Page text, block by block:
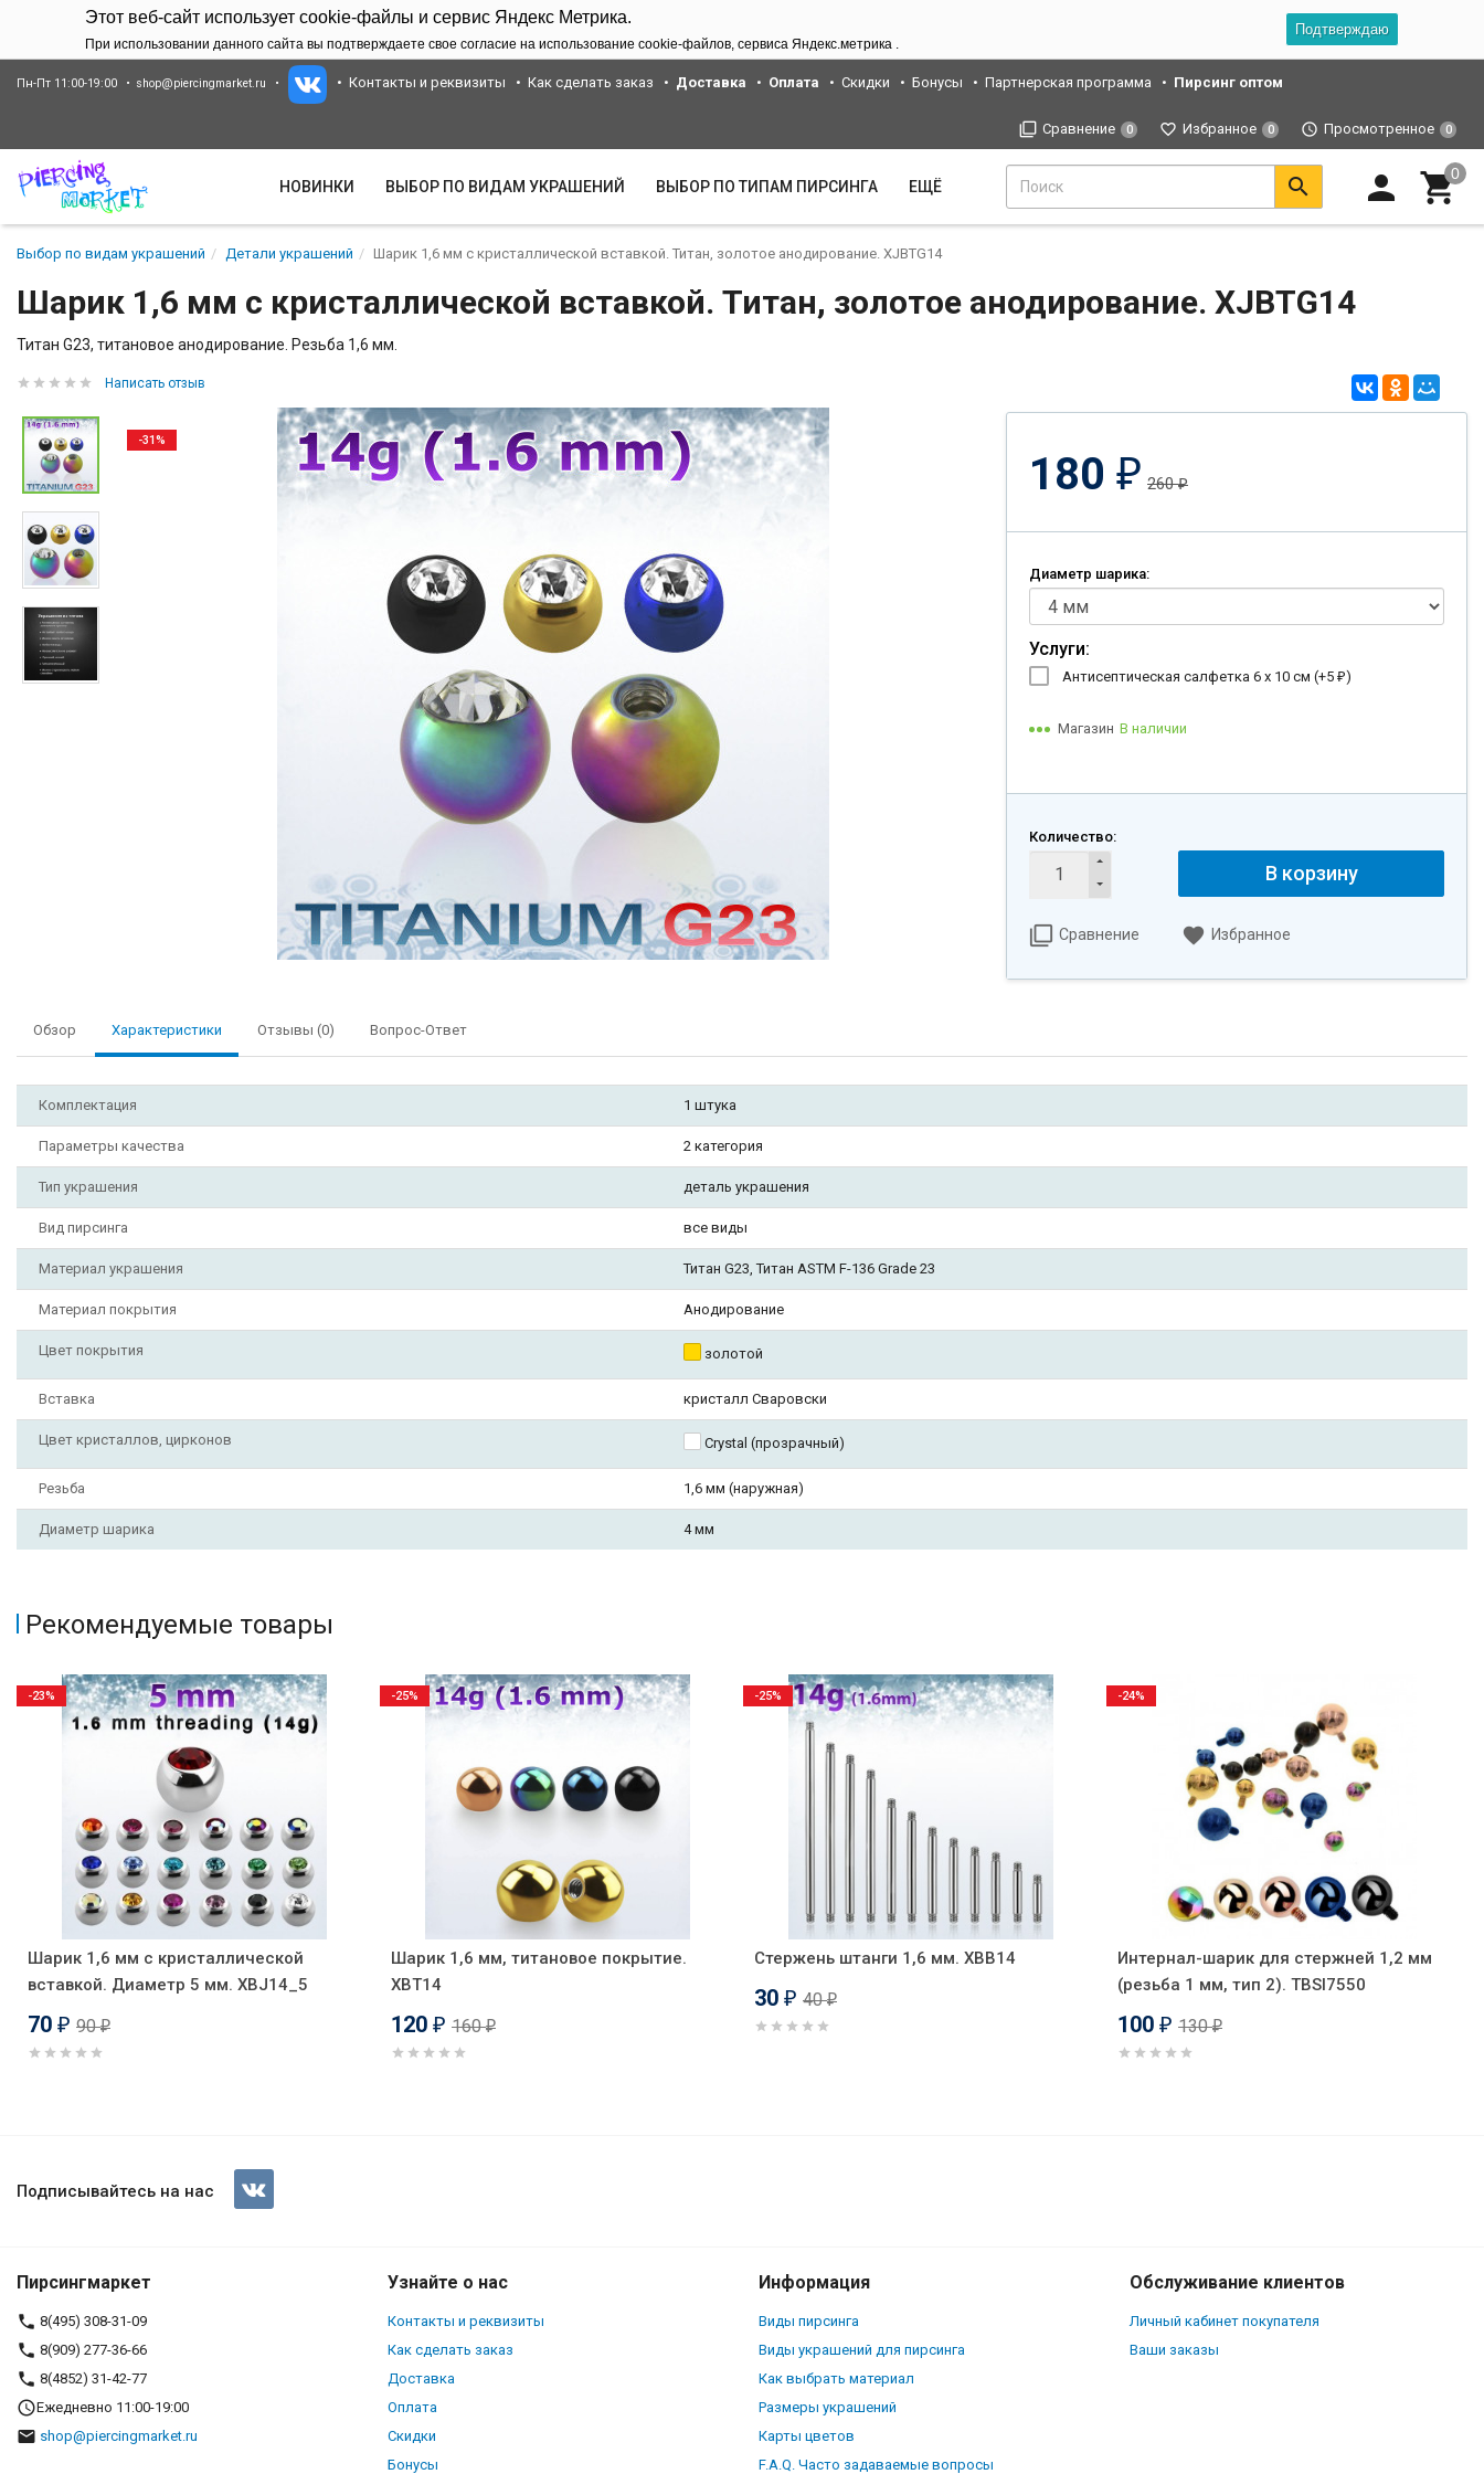
Этот веб-сайт использует cookie-файлы и сервис Яндекс Метрика.
При использовании данного сайта вы подтверждаете свое согласие на использование cookie-файлов, сервиса Яндекс.метрика .
Подтверждаю
Пн-Пт 11:00-19:00 shop@piercingmarket.ru Контакты и реквизиты Как сделать заказ Доставка Оплата Скидки Бонусы Партнерская программа Пирсинг оптом
Сравнение 0 Избранное 0 Просмотренное 0
НОВИНКИ ВЫБОР ПО ВИДАМ УКРАШЕНИЙ ВЫБОР ПО ТИПАМ ПИРСИНГА ЕЩЁ
Выбор по видам украшений Детали украшений Шарик 1,6 мм с кристаллической вставкой. Титан, золотое анодирование. XJBTG14
Шарик 1,6 мм с кристаллической вставкой. Титан, золотое анодирование. XJBTG14
Титан G23, титановое анодирование. Резьба 1,6 мм.
Написать отзыв
-31%
180 ₽ 260₽
Диаметр шарика:
Услуги:
Антисептическая салфетка 6 х 10 см (+5 ₽)
Магазин В наличии
Количество:
В корзину
Сравнение Избранное
Обзор Характеристики Отзывы (0) Вопрос-Ответ
Комплектация 1 штука
Параметры качества 2 категория
Тип украшения деталь украшения
Вид пирсинга все виды
Материал украшения Титан G23, Титан ASTM F-136 Grade 23
Материал покрытия Анодирование
Цвет покрытия золотой
Вставка кристалл Сваровски
Цвет кристаллов, цирконов Crystal (прозрачный)
Резьба 1,6 мм (наружная)
Диаметр шарика 4 мм
Рекомендуемые товары
Шарик 1,6 мм с кристаллической
вставкой. Диаметр 5 мм. XBJ14_5
70 ₽ 90₽
-23%
Шарик 1,6 мм, титановое покрытие.
XBT14
120 ₽ 160₽
-25%
Стержень штанги 1,6 мм. XBB14
30 ₽ 40₽
-25%
Интернал-шарик для стержней 1,2 мм
(резьба 1 мм, тип 2). TBSI7550
100 ₽ 130₽
-24%
Шарик 1,6 мм с кристаллической вставкой. Титан, золотое
анодирование. XJBTG14
Подписывайтесь на нас
Пирсингмаркет
8(495) 308-31-09
8(909) 277-36-66
8(4852) 31-42-77
Ежедневно 11:00-19:00
shop@piercingmarket.ru
Узнайте о нас
Контакты и реквизиты
Как сделать заказ
Доставка
Оплата
Скидки
Бонусы
Информация
Виды пирсинга
Виды украшений для пирсинга
Как выбрать материал
Размеры украшений
Карты цветов
F.A.Q. Часто задаваемые вопросы
Обслуживание клиентов
Личный кабинет покупателя
Ваши заказы